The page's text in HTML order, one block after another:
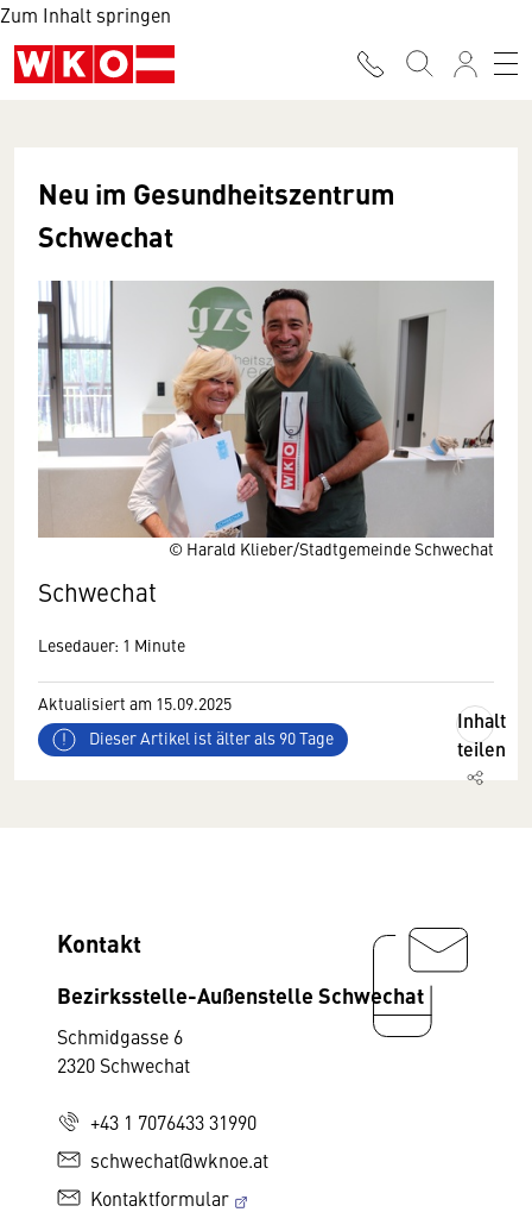
Zum Inhalt springen
© Harald Klieber/Stadtgemeinde Schwechat
Neu im Gesundheitszentrum
Schwechat
Schwechat
Lesedauer: 1 Minute
Aktualisiert am 15.09.2025
Dieser Artikel ist älter als 90 Tage
Inhalt
teilen
Kontakt
Bezirksstelle-Außenstelle Schwechat
Schmidgasse 6
2320 Schwechat
+43 1 7076433 31990
schwechat@wknoe.at
Kontaktformular